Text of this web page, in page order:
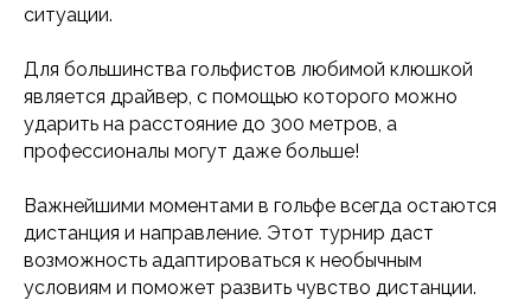
ситуации.
Для большинства гольфистов любимой клюшкой
является драйвер, с помощью которого можно
ударить на расстояние до 300 метров, а
профессионалы могут даже больше!
Важнейшими моментами в гольфе всегда остаются
дистанция и направление. Этот турнир даст
возможность адаптироваться к необычным
условиям и поможет развить чувство дистанции.